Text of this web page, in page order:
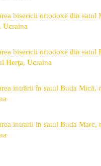
bisericii ortodoxe din satul
Ucraina
bisericii ortodoxe din satul
Herţa, Ucraina
intrării în satul Buda Mică,
intrarii in satul Buda Mare,